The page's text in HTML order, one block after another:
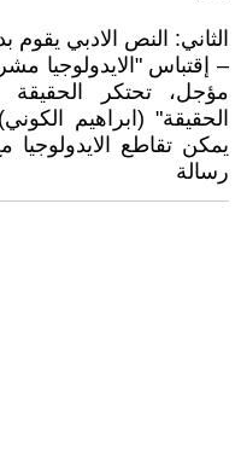
الثاني: النص الادبي
– إقتباس
مؤجل، تحتكر الحقيقة
الحقيقة" (ابراهيم
يمكن تقاطع
رسالة